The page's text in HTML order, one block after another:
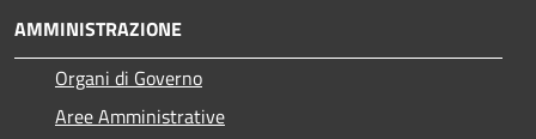
AMMINISTRAZIONE
Organi di Governo
Aree Amministrative